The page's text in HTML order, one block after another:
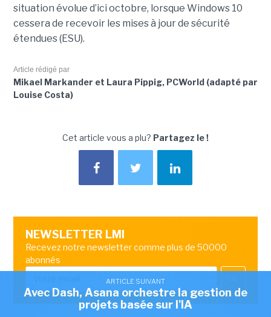
situation évolue d’ici octobre, lorsque Windows 10
cessera de recevoir les mises à jour de sécurité
étendues (ESU).
Article rédigé par
Mikael Markander et Laura Pippig, PCWorld (adapté par
Louise Costa)
Cet article vous a plu? Partagez le !
NEWSLETTER LMI
Recevez notre newsletter comme plus de 50000
abonnés
ARTICLE SUIVANT
Avec Dash, Asana orchestre la gestion de
projets basée sur l'IA